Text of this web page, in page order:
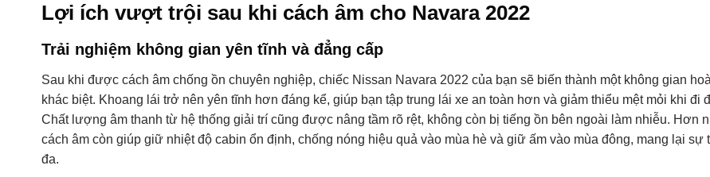
Lợi ích vượt trội sau khi cách âm cho Navara 2022
Trải nghiệm không gian yên tĩnh và đẳng cấp
Sau khi được cách âm chống ồn chuyên nghiệp, chiếc Nissan Navara 2022 của bạn sẽ biến thành một không gian
khác biệt. Khoang lái trở nên yên tĩnh hơn đáng kể, giúp bạn tập trung lái xe an toàn hơn và giảm thiểu mệt mỏi khi đi
Chất lượng âm thanh từ hệ thống giải trí cũng được nâng tầm rõ rệt, không còn bị tiếng ồn bên ngoài làm nhiễu. Hơn
cách âm còn giúp giữ nhiệt độ cabin ổn định, chống nóng hiệu quả vào mùa hè và giữ ấm vào mùa đông, mang lại sự
đa.